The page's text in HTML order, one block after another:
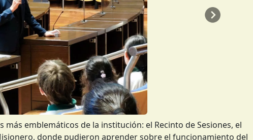
Siguiente
emblemáticos de la institución: el Recinto de Sesiones, el
donde pudieron aprender sobre el funcionamiento del